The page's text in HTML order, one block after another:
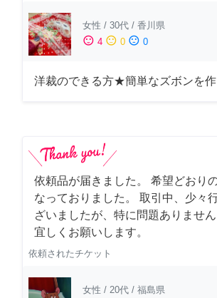
女性 / 30代 / 香川県
sentiment_satisfied 4 sentiment_neutral 0 sentiment_dissatisfied 0
洋裁のできる方★簡単なズボンを
依頼品が届きました。 希望どおり
なっておりました。 取引中、少々
ざいましたが、特に問題ありませ
宜しくお願いします。
依頼されたチケット
女性 / 20代 / 福島県